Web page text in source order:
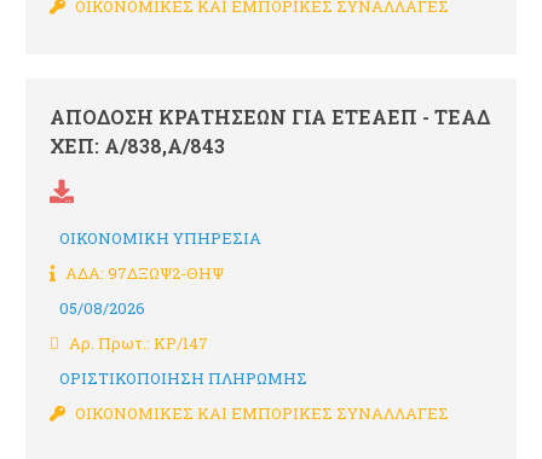
ΟΙΚΟΝΟΜΙΚΕΣ ΚΑΙ ΕΜΠΟΡΙΚΕΣ ΣΥΝΑΛΛΑΓΕΣ
ΑΠΟΔΟΣΗ ΚΡΑΤΗΣΕΩΝ ΓΙΑ ΕΤΕΑΕΠ - ΤΕΑΔ
ΧΕΠ: Α/838,Α/843
ΟΙΚΟΝΟΜΙΚΗ ΥΠΗΡΕΣΙΑ
ΑΔΑ: 97ΔΞΩΨ2-ΘΗΨ
05/08/2026
Αρ. Πρωτ.: ΚΡ/147
ΟΡΙΣΤΙΚΟΠΟΙΗΣΗ ΠΛΗΡΩΜΗΣ
ΟΙΚΟΝΟΜΙΚΕΣ ΚΑΙ ΕΜΠΟΡΙΚΕΣ ΣΥΝΑΛΛΑΓΕΣ